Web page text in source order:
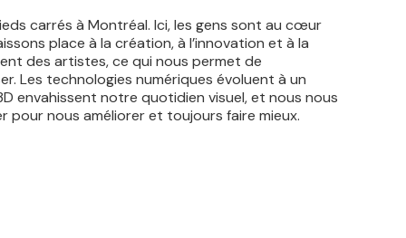
carrés à Montréal. Ici, les gens sont au cœur
place à la création, à l’innovation et à la
des artistes, ce qui nous permet de
Les technologies numériques évoluent à un
envahissent notre quotidien visuel, et nous nous
pour nous améliorer et toujours faire mieux.